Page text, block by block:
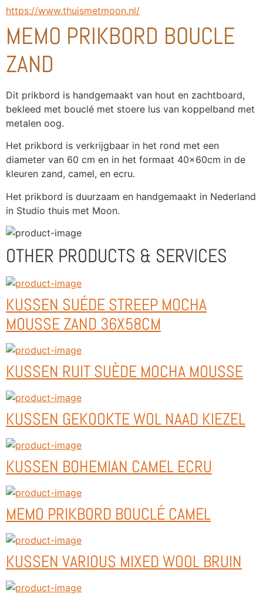
https://www.thuismetmoon.nl/
MEMO PRIKBORD BOUCLE
ZAND
Dit prikbord is handgemaakt van hout en zachtboard,
bekleed met bouclé met stoere lus van koppelband met
metalen oog.
Het prikbord is verkrijgbaar in het rond met een
diameter van 60 cm en in het formaat 40x60cm in de
kleuren zand, camel, en ecru.
Het prikbord is duurzaam en handgemaakt in Nederland
in Studio thuis met Moon.
OTHER PRODUCTS & SERVICES
KUSSEN SUÉDE STREEP MOCHA
MOUSSE ZAND 36X58CM
KUSSEN RUIT SUÈDE MOCHA MOUSSE
KUSSEN GEKOOKTE WOL NAAD KIEZEL
KUSSEN BOHEMIAN CAMEL ECRU
MEMO PRIKBORD BOUCLÉ CAMEL
KUSSEN VARIOUS MIXED WOOL BRUIN